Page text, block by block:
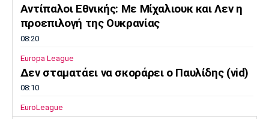
Αντίπαλοι Εθνικής: Με Μίχαλιουκ και Λεν η
προεπιλογή της Ουκρανίας
08:20
Europa League
Δεν σταματάει να σκοράρει ο Παυλίδης (vid)
08:10
EuroLeague